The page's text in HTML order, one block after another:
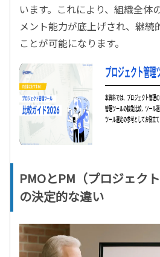
います。これにより、組織全体
メント能力が底上げされ、継続
ことが可能になります。
PMOとPM（プロジェク
の決定的な違い